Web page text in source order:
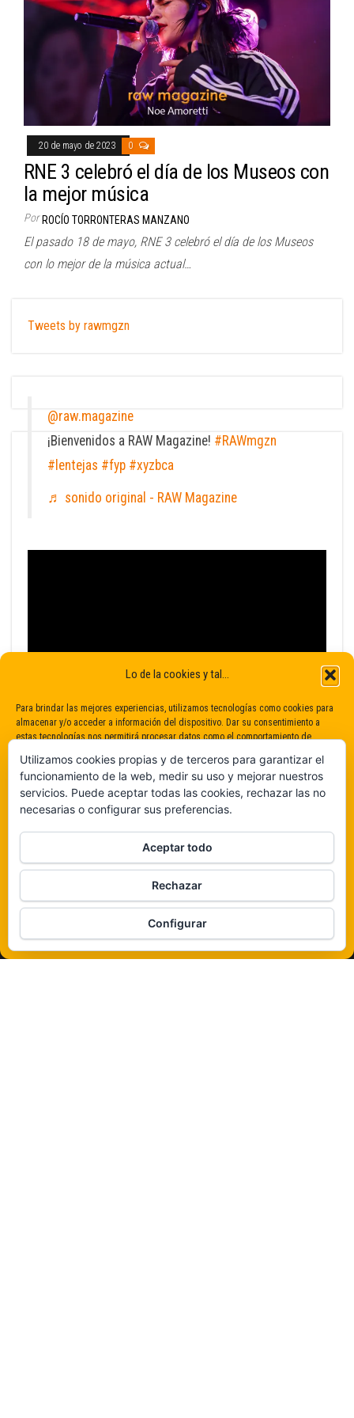
Lo de la cookies y tal...
Para brindar las mejores experiencias, utilizamos tecnologías como cookies para
almacenar y/o acceder a información del dispositivo. Dar su consentimiento a
estas tecnologías nos permitirá procesar datos como el comportamiento de
consentimiento puede afectar negativamente a determinadas características y
funciones.
De ninguna manera
Veámos que hay aquí
Política de cookies
20 de mayo de 2023 0
RNE 3 celebró el día de los Museos con
la mejor música
Por ROCÍO TORRONTERAS MANZANO
El pasado 18 de mayo, RNE 3 celebró el día de los Museos
con lo mejor de la música actual…
Tweets by rawmgzn
@raw.magazine
¡Bienvenidos a RAW Magazine! #RAWmgzn
#lentejas #fyp #xyzbca
♬ sonido original - RAW Magazine
Funciona gracias aWordPress |Tema:Envo Magazine
Utilizamos cookies propias y de terceros para garantizar el
funcionamiento de la web, medir su uso y mejorar nuestros
servicios. Puede aceptar todas las cookies, rechazar las no
necesarias o configurar sus preferencias.
Aceptar todo
Rechazar
Configurar